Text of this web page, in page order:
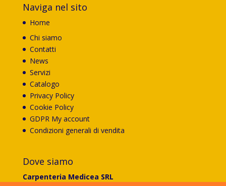
Naviga nel sito
Home
Chi siamo
Contatti
News
Servizi
Catalogo
Privacy Policy
Cookie Policy
GDPR My account
Condizioni generali di vendita
Dove siamo
Carpenteria Medicea SRL